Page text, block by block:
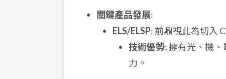
關鍵產品發展:
ELS/ELSP: 前鼎視此為切入
技術優勢: 擁有光、機
力。